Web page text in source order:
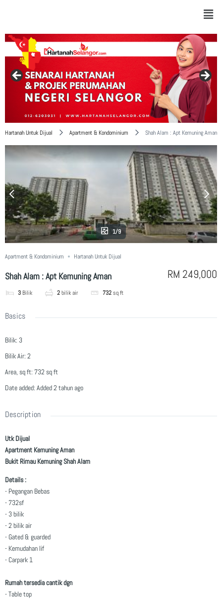
Hartanah Untuk Dijual Apartment & Kondominium Shah Alam : Apt Kemuning Aman
1/9
Apartment & Kondominium Hartanah Untuk Dijual
Shah Alam : Apt Kemuning Aman
3 Bilik 2bilik air 732sq ft
RM 249,000
Basics
Bilik: 3
Bilik Air: 2
Area, sq ft: 732 sq ft
Date added: Added 2 tahun ago
Description
Utk Dijual
Apartment Kemuning Aman
Bukit Rimau Kemuning Shah Alam
Details :
- Pegangan Bebas
- 732sf
- 3 bilik
- 2 bilik air
- Gated & guarded
- Kemudahan lif
- Carpark 1
Rumah tersedia cantik dgn
- Table top